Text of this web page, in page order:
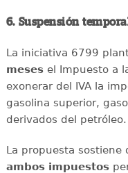
6. Suspensión
La iniciativa 6799
mesesel Impuesto a
exonerar del IVA la
gasolina superior,
derivados del petróleo.
La propuesta sostiene
ambos impuestos